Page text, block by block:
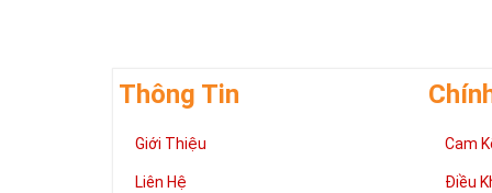
Những người
có đôi có
Thông Tin
Giới Thiệu
Liên Hệ
Cam
Điều